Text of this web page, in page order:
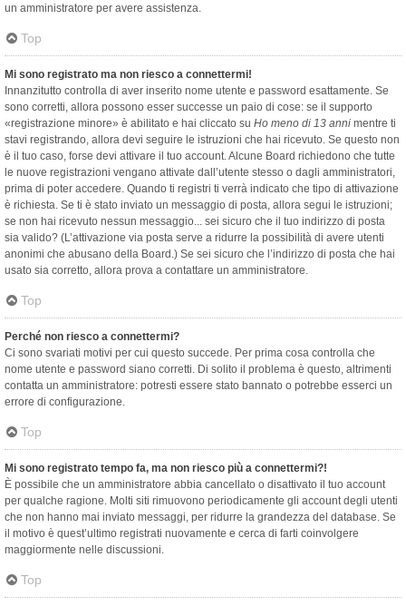
un amministratore per avere assistenza.
Top
Mi sono registrato ma non riesco a connettermi!
Innanzitutto controlla di aver inserito nome utente e password esattamente. Se
sono corretti, allora possono esser successe un paio di cose: se il supporto
«registrazione minore» è abilitato e hai cliccato su Ho meno di 13 anni mentre ti
stavi registrando, allora devi seguire le istruzioni che hai ricevuto. Se questo non
è il tuo caso, forse devi attivare il tuo account. Alcune Board richiedono che tutte
le nuove registrazioni vengano attivate dall’utente stesso o dagli amministratori,
prima di poter accedere. Quando ti registri ti verrà indicato che tipo di attivazione
è richiesta. Se ti è stato inviato un messaggio di posta, allora segui le istruzioni;
se non hai ricevuto nessun messaggio... sei sicuro che il tuo indirizzo di posta
sia valido? (L’attivazione via posta serve a ridurre la possibilità di avere utenti
anonimi che abusano della Board.) Se sei sicuro che l’indirizzo di posta che hai
usato sia corretto, allora prova a contattare un amministratore.
Top
Perché non riesco a connettermi?
Ci sono svariati motivi per cui questo succede. Per prima cosa controlla che
nome utente e password siano corretti. Di solito il problema è questo, altrimenti
contatta un amministratore: potresti essere stato bannato o potrebbe esserci un
errore di configurazione.
Top
Mi sono registrato tempo fa, ma non riesco più a connettermi?!
È possibile che un amministratore abbia cancellato o disattivato il tuo account
per qualche ragione. Molti siti rimuovono periodicamente gli account degli utenti
che non hanno mai inviato messaggi, per ridurre la grandezza del database. Se
il motivo è quest’ultimo registrati nuovamente e cerca di farti coinvolgere
maggiormente nelle discussioni.
Top